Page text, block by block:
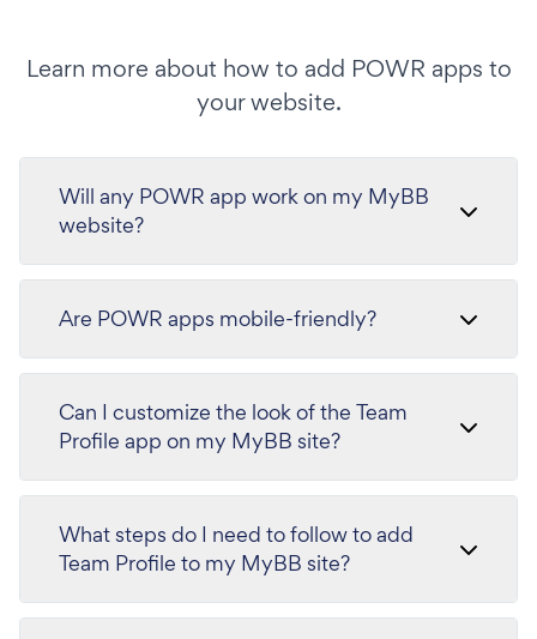
Learn more about how to add POWR apps to
your website.
Will any POWR app work on my MyBB
website?
Are POWR apps mobile-friendly?
Can I customize the look of the Team
Profile app on my MyBB site?
What steps do I need to follow to add
Team Profile to my MyBB site?